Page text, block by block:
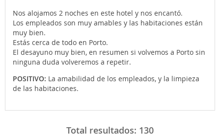
Nos alojamos 2 noches en este hotel y nos encantó.
Los empleados son muy amables y las habitaciones están
muy bien.
Estás cerca de todo en Porto.
El desayuno muy bien, en resumen si volvemos a Porto sin
ninguna duda volveremos a repetir.
POSITIVO: La amabilidad de los empleados, y la limpieza
de las habitaciones.
Total resultados: 130